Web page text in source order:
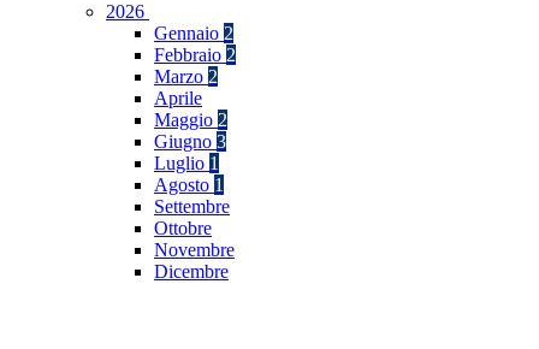
2026
Gennaio 2
Febbraio 2
Marzo 2
Aprile
Maggio 2
Giugno 3
Luglio 1
Agosto 1
Settembre
Ottobre
Novembre
Dicembre